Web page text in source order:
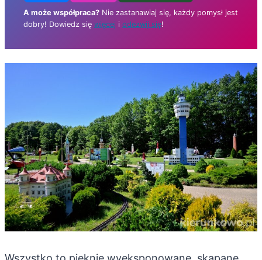
A może współpraca? Nie zastanawiaj się, każdy pomysł jest
dobry! Dowiedz się więcej i odezwij się!